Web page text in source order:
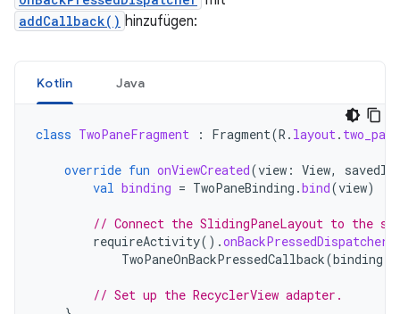
addCallback() hinzufügen:
Kotlin Java
class TwoPaneFragment : Fragment(R . layout. two_pane
override fun onViewCreated(view : View,
val binding = TwoPaneBinding .bind(view)
// Connect the SlidingPaneLayout to the
requireActivity().onBackPressedDispatcher
TwoPaneOnBackPressedCallback(binding
// Set up the RecyclerView adapter.